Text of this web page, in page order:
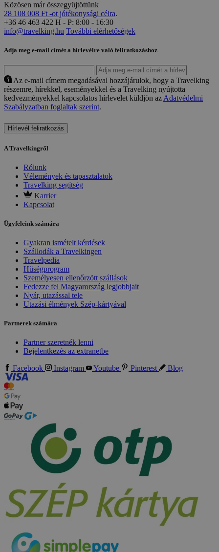
Közösen már összegyüjtöttünk
28 108 008 Ft -ot jótékonysági célra.
+36 46 463 422 H - P: 8:00 - 16:30
info@travelking.hu További elérhetőségek
Adja meg e-mail címét a hírlevélre való feliratkozáshoz
Az e-mail címem megadásával hozzájárulok, hogy a Travelking
részemre, hírekkel, eseményekkel és a Travelking nyújtotta
kedvezményekkel kapcsolatos hírlevelet küldjön azAdatvédelmi
Szabályzatban foglaltak szerint.
Hírlevél feliratkozás
A Travelkingről
Rólunk
Vélemények és tapasztalatok
Travelking segítség
Karrier
Kapcsolat
Ügyfeleink számára
Gyakran ismételt kérdések
Szállodák a Travelkingen
Travelpedia
Hűségprogram
Személyesen ellenőrzött szállások
Fedezze fel Magyarország legjobbjait
Nyár, utazással tele
Utazási élmények Szép-kártyával
Partnerek számára
Partner szeretnék lenni
Bejelentkezés az extranetbe
Facebook Instagram Youtube Pinterest Blog